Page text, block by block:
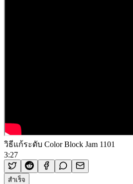
วิธีแก้ระดับ Color Block Jam 1101
3:27
สำเร็จ